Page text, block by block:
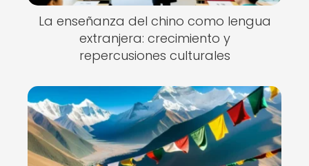
La enseñanza del chino como lengua
extranjera: crecimiento y
repercusiones culturales